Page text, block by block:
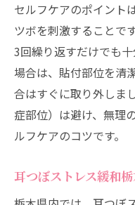
セルフケアのポイント
ツボを刺激することで
3回繰り返すだけでも
場合は、貼付部位を清
合はすぐに取り外しま
症部位）は避け、無理
ルフケアのコツです。
耳つぼストレス緩和